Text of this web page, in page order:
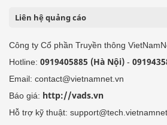
Liên hệ quảng cáo
Công ty Cổ phần Truyền thông
Hotline: 0919405885 (Hà Nội) -
Email: contact@vietnamnet.vn
Báo giá: http://vads.vn
Hỗ trợ kỹ thuật: